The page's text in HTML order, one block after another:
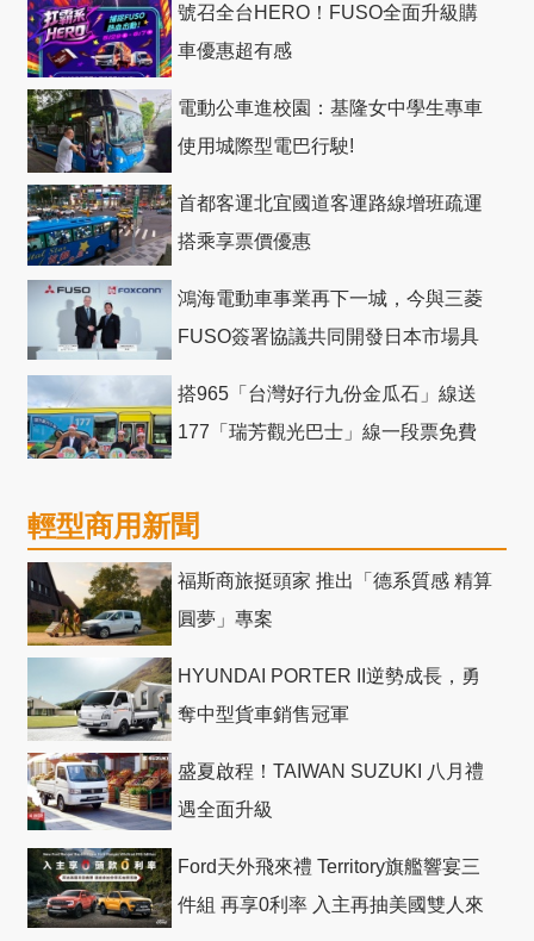
號召全台HERO！FUSO全面升級購
車優惠超有感
電動公車進校園：基隆女中學生專車
使用城際型電巴行駛!
首都客運北宜國道客運路線增班疏運
搭乘享票價優惠
鴻海電動車事業再下一城，今與三菱
FUSO簽署協議共同開發日本市場具
搭965「台灣好行九份金瓜石」線送
177「瑞芳觀光巴士」線一段票免費
輕型商用新聞
福斯商旅挺頭家 推出「德系質感 精算
圓夢」專案
HYUNDAI PORTER II逆勢成長，勇
奪中型貨車銷售冠軍
盛夏啟程！TAIWAN SUZUKI 八月禮
遇全面升級
Ford天外飛來禮 Territory旗艦響宴三
件組 再享0利率 入主再抽美國雙人來